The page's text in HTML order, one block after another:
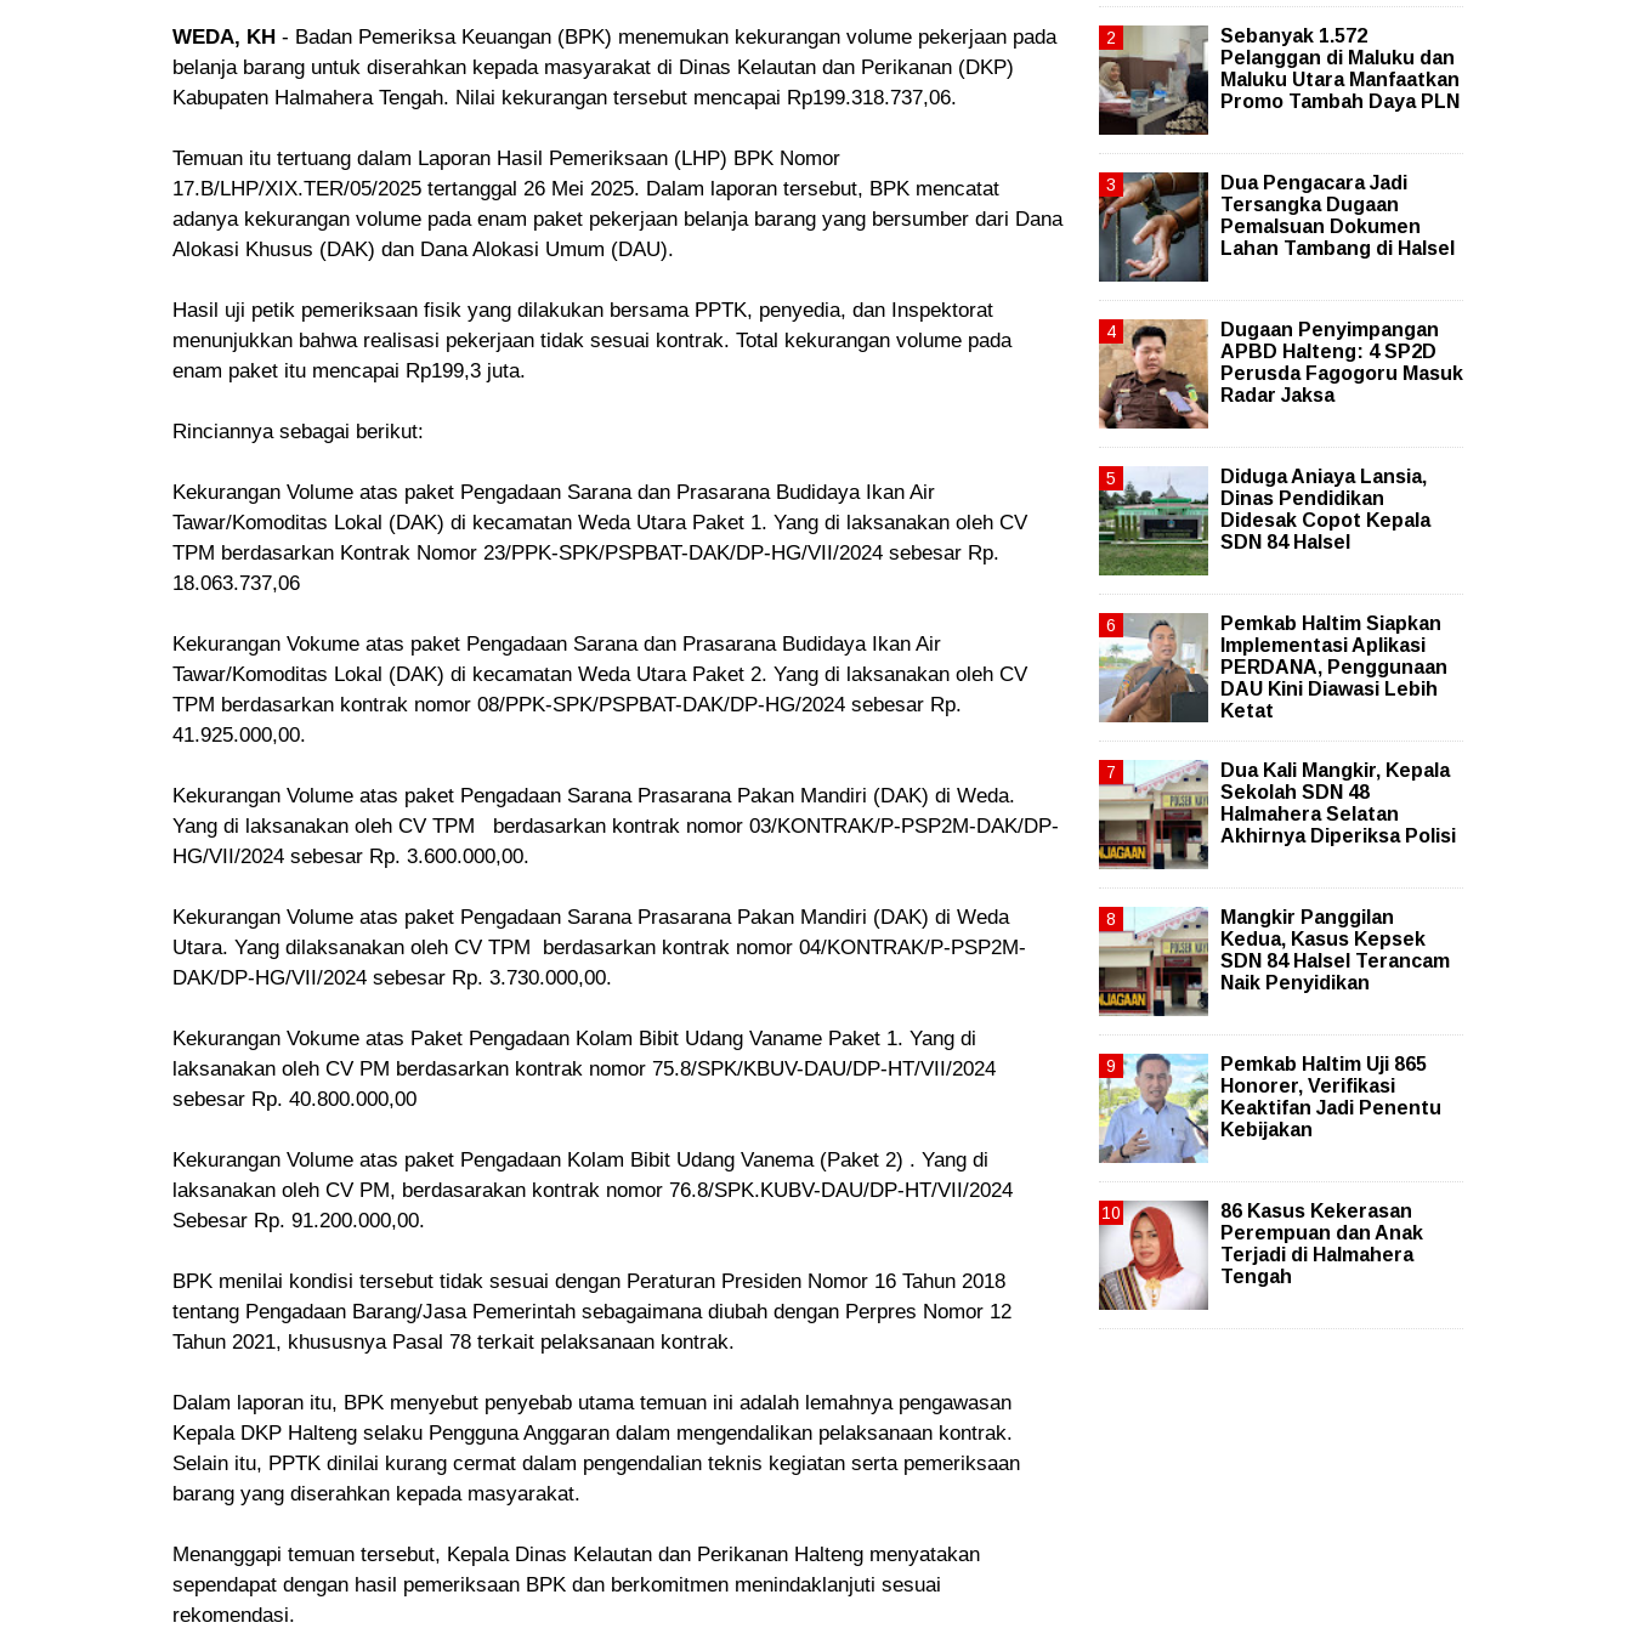
WEDA, KH - Badan Pemeriksa Keuangan (BPK) menemukan kekurangan volume pekerjaan pada
belanja barang untuk diserahkan kepada masyarakat di Dinas Kelautan dan Perikanan (DKP)
Kabupaten Halmahera Tengah. Nilai kekurangan tersebut mencapai Rp199.318.737,06.
Temuan itu tertuang dalam Laporan Hasil Pemeriksaan (LHP) BPK Nomor
17.B/LHP/XIX.TER/05/2025 tertanggal 26 Mei 2025. Dalam laporan tersebut, BPK mencatat
adanya kekurangan volume pada enam paket pekerjaan belanja barang yang bersumber dari Dana
Alokasi Khusus (DAK) dan Dana Alokasi Umum (DAU).
Hasil uji petik pemeriksaan fisik yang dilakukan bersama PPTK, penyedia, dan Inspektorat
menunjukkan bahwa realisasi pekerjaan tidak sesuai kontrak. Total kekurangan volume pada
enam paket itu mencapai Rp199,3 juta.
Rinciannya sebagai berikut:
Kekurangan Volume atas paket Pengadaan Sarana dan Prasarana Budidaya Ikan Air
Tawar/Komoditas Lokal (DAK) di kecamatan Weda Utara Paket 1. Yang di laksanakan oleh CV
TPM berdasarkan Kontrak Nomor 23/PPK-SPK/PSPBAT-DAK/DP-HG/VII/2024 sebesar Rp.
18.063.737,06
Kekurangan Vokume atas paket Pengadaan Sarana dan Prasarana Budidaya Ikan Air
Tawar/Komoditas Lokal (DAK) di kecamatan Weda Utara Paket 2. Yang di laksanakan oleh CV
TPM berdasarkan kontrak nomor 08/PPK-SPK/PSPBAT-DAK/DP-HG/2024 sebesar Rp.
41.925.000,00.
Kekurangan Volume atas paket Pengadaan Sarana Prasarana Pakan Mandiri (DAK) di Weda.
Yang di laksanakan oleh CV TPM berdasarkan kontrak nomor 03/KONTRAK/P-PSP2M-DAK/DP-
HG/VII/2024 sebesar Rp. 3.600.000,00.
Kekurangan Volume atas paket Pengadaan Sarana Prasarana Pakan Mandiri (DAK) di Weda
Utara. Yang dilaksanakan oleh CV TPM berdasarkan kontrak nomor 04/KONTRAK/P-PSP2M-
DAK/DP-HG/VII/2024 sebesar Rp. 3.730.000,00.
Kekurangan Vokume atas Paket Pengadaan Kolam Bibit Udang Vaname Paket 1. Yang di
laksanakan oleh CV PM berdasarkan kontrak nomor 75.8/SPK/KBUV-DAU/DP-HT/VII/2024
sebesar Rp. 40.800.000,00
Kekurangan Volume atas paket Pengadaan Kolam Bibit Udang Vanema (Paket 2) . Yang di
laksanakan oleh CV PM, berdasarakan kontrak nomor 76.8/SPK.KUBV-DAU/DP-HT/VII/2024
Sebesar Rp. 91.200.000,00.
BPK menilai kondisi tersebut tidak sesuai dengan Peraturan Presiden Nomor 16 Tahun 2018
tentang Pengadaan Barang/Jasa Pemerintah sebagaimana diubah dengan Perpres Nomor 12
Tahun 2021, khususnya Pasal 78 terkait pelaksanaan kontrak.
Dalam laporan itu, BPK menyebut penyebab utama temuan ini adalah lemahnya pengawasan
Kepala DKP Halteng selaku Pengguna Anggaran dalam mengendalikan pelaksanaan kontrak.
Selain itu, PPTK dinilai kurang cermat dalam pengendalian teknis kegiatan serta pemeriksaan
barang yang diserahkan kepada masyarakat.
Menanggapi temuan tersebut, Kepala Dinas Kelautan dan Perikanan Halteng menyatakan
sependapat dengan hasil pemeriksaan BPK dan berkomitmen menindaklanjuti sesuai
rekomendasi.
Sebanyak 1.572
Pelanggan di Maluku dan
Maluku Utara Manfaatkan
Promo Tambah Daya PLN
Dua Pengacara Jadi
Tersangka Dugaan
Pemalsuan Dokumen
Lahan Tambang di Halsel
Dugaan Penyimpangan
APBD Halteng: 4 SP2D
Perusda Fagogoru Masuk
Radar Jaksa
Diduga Aniaya Lansia,
Dinas Pendidikan
Didesak Copot Kepala
SDN 84 Halsel
Pemkab Haltim Siapkan
Implementasi Aplikasi
PERDANA, Penggunaan
DAU Kini Diawasi Lebih
Ketat
Dua Kali Mangkir, Kepala
Sekolah SDN 48
Halmahera Selatan
Akhirnya Diperiksa Polisi
Mangkir Panggilan
Kedua, Kasus Kepsek
SDN 84 Halsel Terancam
Naik Penyidikan
Pemkab Haltim Uji 865
Honorer, Verifikasi
Keaktifan Jadi Penentu
Kebijakan
86 Kasus Kekerasan
Perempuan dan Anak
Terjadi di Halmahera
Tengah